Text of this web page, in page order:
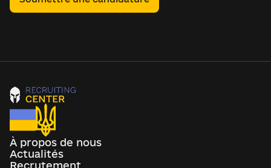
À propos de nous
Actualités
Recrutement